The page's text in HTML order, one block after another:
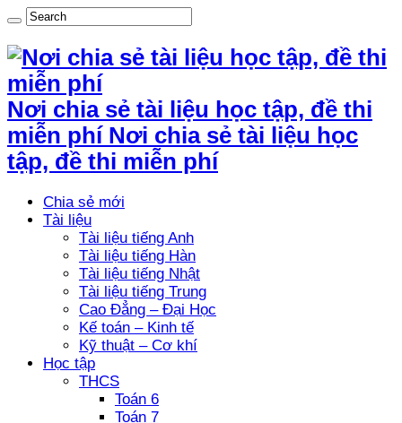
Nơi chia sẻ tài liệu học tập, đề thi
miễn phí Nơi chia sẻ tài liệu học
tập, đề thi miễn phí
Chia sẻ mới
Tài liệu
Tài liệu tiếng Anh
Tài liệu tiếng Hàn
Tài liệu tiếng Nhật
Tài liệu tiếng Trung
Cao Đẳng – Đại Học
Kế toán – Kinh tế
Kỹ thuật – Cơ khí
Học tập
THCS
Toán 6
Toán 7